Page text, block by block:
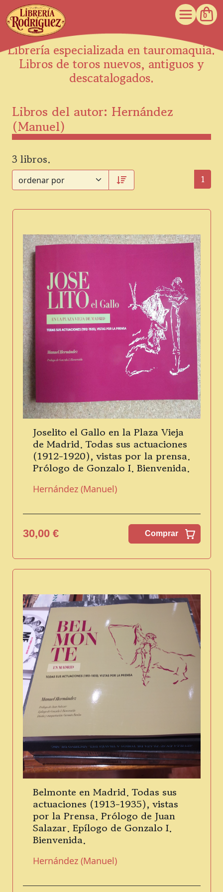
0
Librería especializada en tauromaquia.
Libros de toros nuevos, antiguos y
descatalogados.
Libros del autor: Hernández
(Manuel)
3 libros.
1
Joselito el Gallo en la Plaza Vieja
de Madrid. Todas sus actuaciones
(1912-1920), vistas por la prensa.
Prólogo de Gonzalo I. Bienvenida.
Hernández (Manuel)
30,00 € Comprar
Belmonte en Madrid. Todas sus
actuaciones (1913-1935), vistas
por la Prensa. Prólogo de Juan
Salazar. Epílogo de Gonzalo I.
Bienvenida.
Hernández (Manuel)